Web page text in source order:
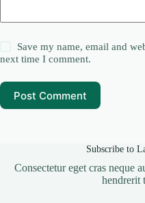
Save my name, email and
next time I comment.
Post Comment
Subscribe to
Consectetur eget cras neque
hendrerit